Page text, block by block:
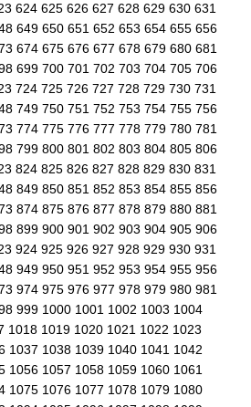
624 625 626 627 628 629 630 631
649 650 651 652 653 654 655 656
674 675 676 677 678 679 680 681
699 700 701 702 703 704 705 706
724 725 726 727 728 729 730 731
749 750 751 752 753 754 755 756
774 775 776 777 778 779 780 781
799 800 801 802 803 804 805 806
824 825 826 827 828 829 830 831
849 850 851 852 853 854 855 856
874 875 876 877 878 879 880 881
899 900 901 902 903 904 905 906
924 925 926 927 928 929 930 931
949 950 951 952 953 954 955 956
974 975 976 977 978 979 980 981
999 1000 1001 1002 1003 1004
1018 1019 1020 1021 1022 1023
1037 1038 1039 1040 1041 1042
1056 1057 1058 1059 1060 1061
1075 1076 1077 1078 1079 1080